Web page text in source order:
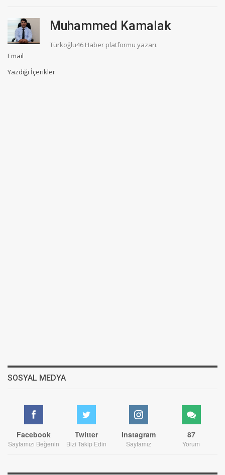
Muhammed Kamalak
Türkoğlu46 Haber platformu yazarı.
Email
Yazdığı İçerikler
SOSYAL MEDYA
Facebook
Sayfamızı Beğenin
Twitter
Bizi Takip Edin
Instagram
Sayfamız
87
Yorum